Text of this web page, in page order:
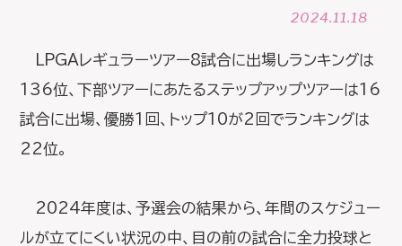
2024.11.18
LPGAレギュラーツアー8試合に出場しランキングは
136位、下部ツアーにあたるステップアップツアーは16
試合に出場、優勝1回、トップ10が2回でランキングは
22位。
2024年度は、予選会の結果から、年間のスケジュー
ルが立てにくい状況の中、目の前の試合に全力投球と